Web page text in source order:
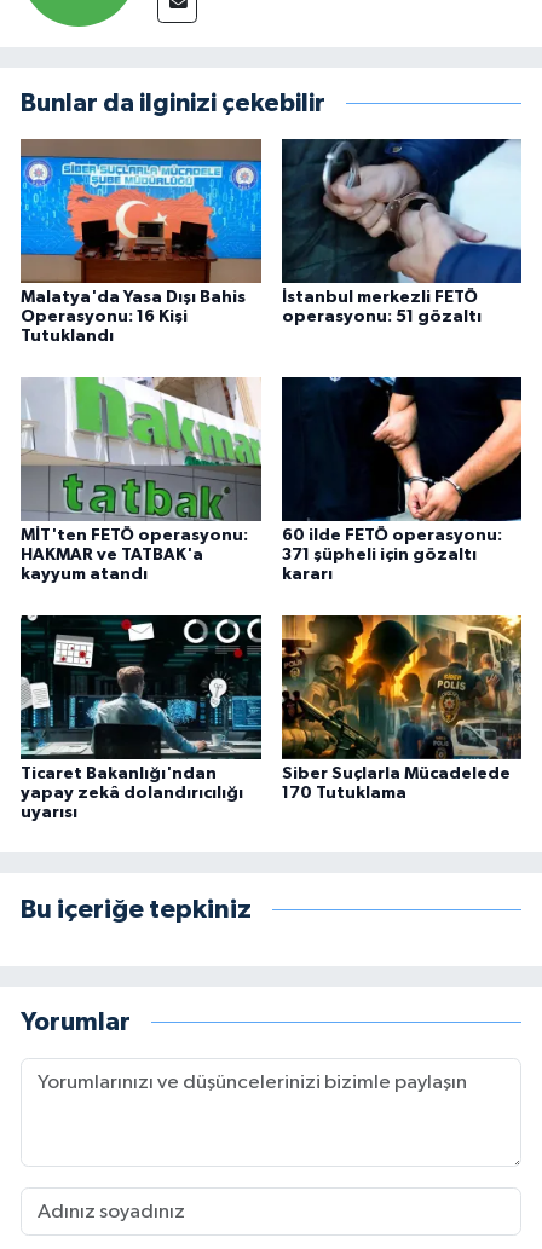
Bunlar da ilginizi çekebilir
Malatya'da Yasa Dışı Bahis
Operasyonu: 16 Kişi
Tutuklandı
İstanbul merkezli FETÖ
operasyonu: 51 gözaltı
MİT'ten FETÖ operasyonu:
HAKMAR ve TATBAK'a
kayyum atandı
60 ilde FETÖ operasyonu:
371 şüpheli için gözaltı
kararı
Ticaret Bakanlığı'ndan
yapay zekâ dolandırıcılığı
uyarısı
Siber Suçlarla Mücadelede
170 Tutuklama
Bu içeriğe tepkiniz
Yorumlar